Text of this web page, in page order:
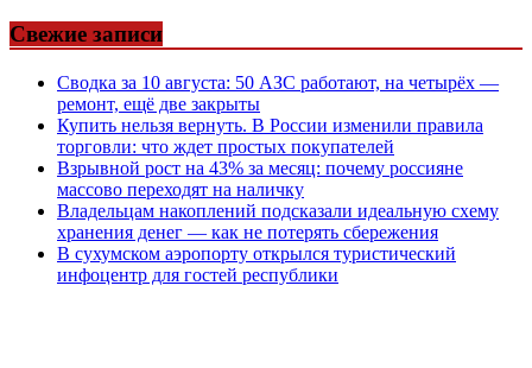
Свежие записи
Сводка за 10 августа: 50 АЗС работают, на четырёх —
ремонт, ещё две закрыты
Купить нельзя вернуть. В России изменили правила
торговли: что ждет простых покупателей
Взрывной рост на 43% за месяц: почему россияне
массово переходят на наличку
Владельцам накоплений подсказали идеальную схему
хранения денег — как не потерять сбережения
В сухумском аэропорту открылся туристический
инфоцентр для гостей республики